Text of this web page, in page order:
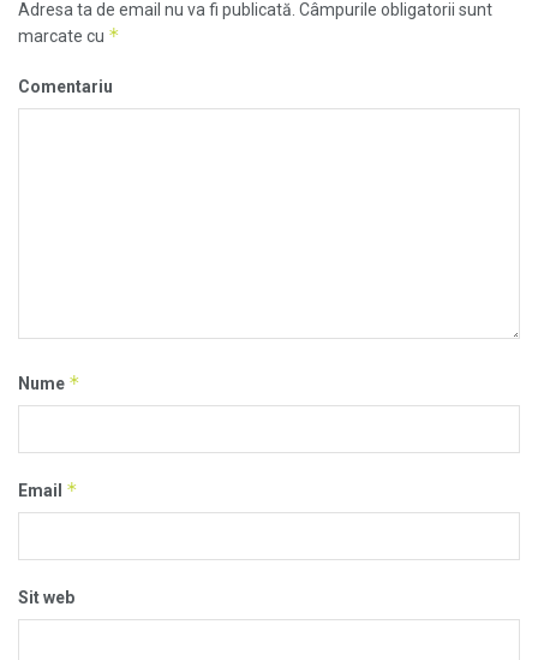
Adresa ta de email nu va fi publicată. Câmpurile obligatorii sunt
marcate cu *
Comentariu
Nume *
Email *
Sit web